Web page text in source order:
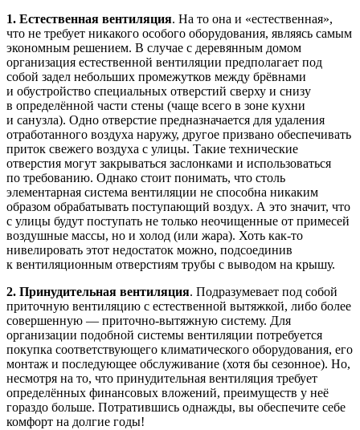
1. Естественная вентиляция. На то она и «естественная»,
что не требует никакого особого оборудования, являясь самым
экономным решением. В случае с деревянным домом
организация естественной вентиляции предполагает под
собой задел небольших промежутков между брёвнами
и обустройство специальных отверстий сверху и снизу
в определённой части стены (чаще всего в зоне кухни
и санузла). Одно отверстие предназначается для удаления
отработанного воздуха наружу, другое призвано обеспечивать
приток свежего воздуха с улицы. Такие технические
отверстия могут закрываться заслонками и использоваться
по требованию. Однако стоит понимать, что столь
элементарная система вентиляции не способна никаким
образом обрабатывать поступающий воздух. А это значит, что
с улицы будут поступать не только неочищенные от примесей
воздушные массы, но и холод (или жара). Хоть как-то
нивелировать этот недостаток можно, подсоединив
к вентиляционным отверстиям трубы с выводом на крышу.
2. Принудительная вентиляция. Подразумевает под собой
приточную вентиляцию с естественной вытяжкой, либо более
совершенную — приточно-вытяжную систему. Для
организации подобной системы вентиляции потребуется
покупка соответствующего климатического оборудования, его
монтаж и последующее обслуживание (хотя бы сезонное). Но,
несмотря на то, что принудительная вентиляция требует
определённых финансовых вложений, преимуществ у неё
гораздо больше. Потратившись однажды, вы обеспечите себе
комфорт на долгие годы!